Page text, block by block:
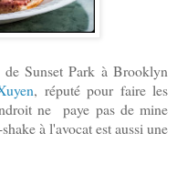
Sunset Park à Brooklyn
, réputé pour faire les
ne paye pas de mine
à l'avocat est aussi une